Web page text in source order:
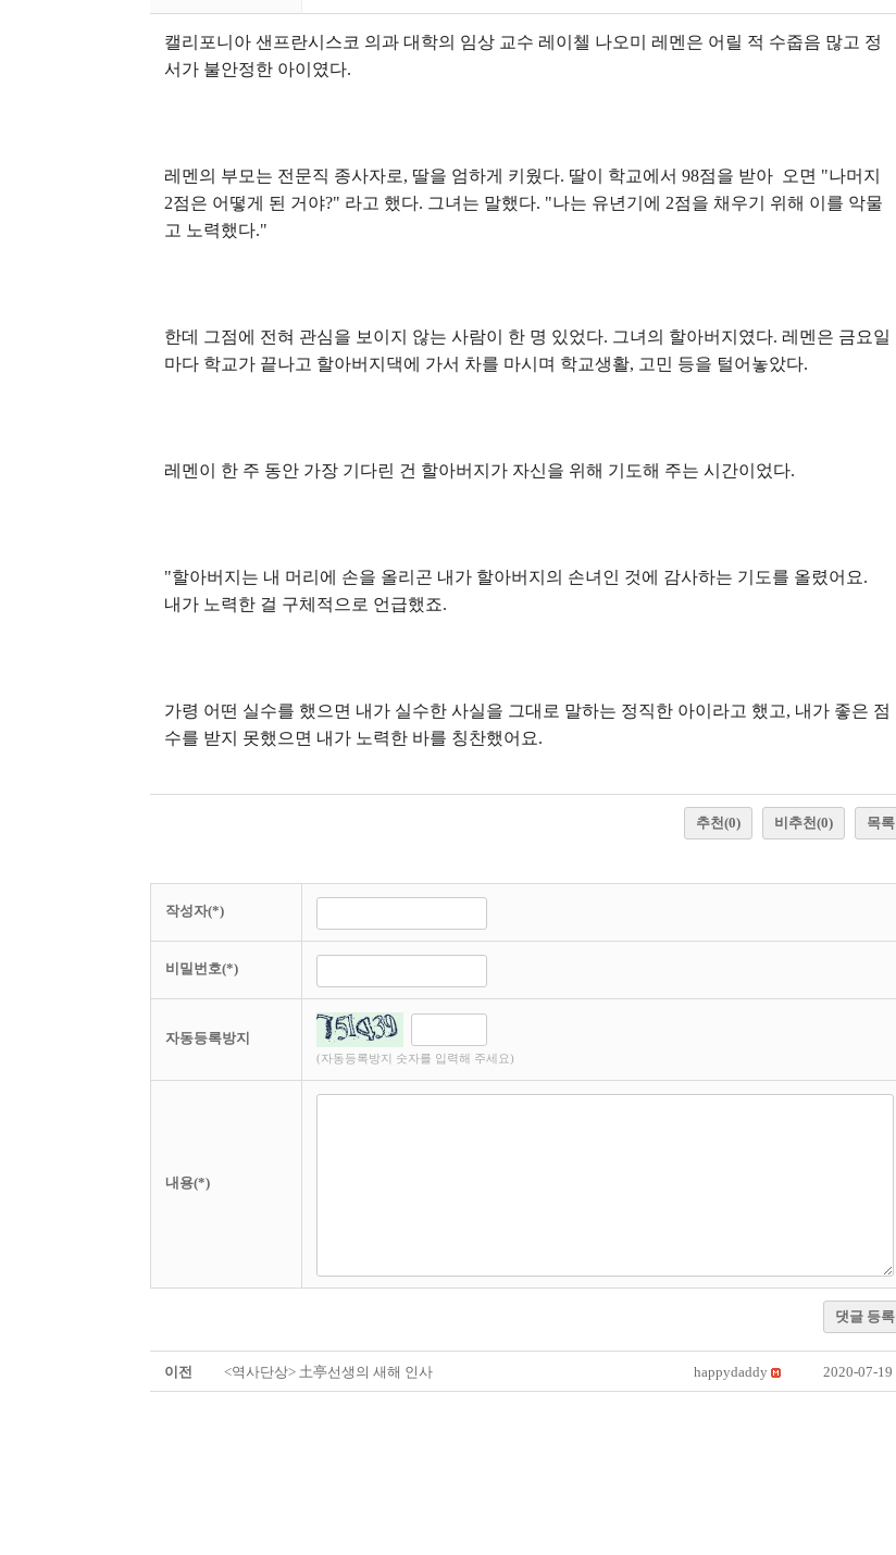
캘리포니아 샌프란시스코 의과 대학의 임상 교수 레이첼 나오미 레멘은 어릴 적 수줍음 많고 정
서가 불안정한 아이였다.
레멘의 부모는 전문직 종사자로, 딸을 엄하게 키웠다. 딸이 학교에서 98점을 받아 오면 "나머지
2점은 어떻게 된 거야?" 라고 했다. 그녀는 말했다. "나는 유년기에 2점을 채우기 위해 이를 악물
고 노력했다."
한데 그점에 전혀 관심을 보이지 않는 사람이 한 명 있었다. 그녀의 할아버지였다. 레멘은 금요일
마다 학교가 끝나고 할아버지댁에 가서 차를 마시며 학교생활, 고민 등을 털어놓았다.
레멘이 한 주 동안 가장 기다린 건 할아버지가 자신을 위해 기도해 주는 시간이었다.
"할아버지는 내 머리에 손을 올리곤 내가 할아버지의 손녀인 것에 감사하는 기도를 올렸어요.
내가 노력한 걸 구체적으로 언급했죠.
가령 어떤 실수를 했으면 내가 실수한 사실을 그대로 말하는 정직한 아이라고 했고, 내가 좋은 점
수를 받지 못했으면 내가 노력한 바를 칭찬했어요.
추천(0) 비추천(0) 목록
작성자(*)
비밀번호(*)
자동등록방지
(자동등록방지 숫자를 입력해 주세요)
내용(*)
댓글 등록
이전 <역사단상> 土亭선생의 새해 인사 happydaddy 2020-07-19